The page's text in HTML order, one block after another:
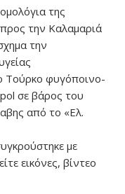
της
την Καλαμαριά
την
Τούρκο φυγόποινο-
σε βάρος του
από το «Ελ.
με
εικόνες, βίντεο